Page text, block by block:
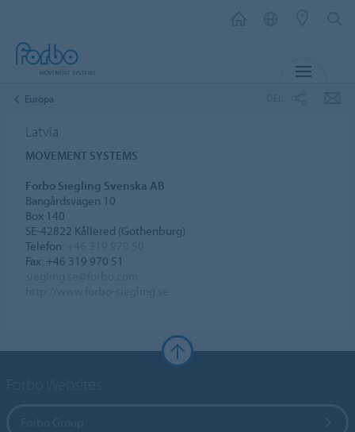
Europa
Latvia
MOVEMENT SYSTEMS
Forbo Siegling Svenska AB
Bangårdsvägen 10
Box 140
SE-42822 Kållered (Gothenburg)
Telefon:
Fax: +46 319 970 51